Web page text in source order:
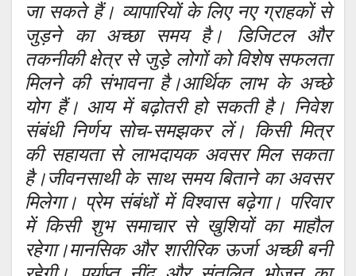
जा सकते हैं। व्यापारियों के लिए नए ग्राहकों से
जुड़ने का अच्छा समय है। डिजिटल और
तकनीकी क्षेत्र से जुड़े लोगों को विशेष सफलता
मिलने की संभावना है।आर्थिक लाभ के अच्छे
योग हैं। आय में बढ़ोतरी हो सकती है। निवेश
संबंधी निर्णय सोच-समझकर लें। किसी मित्र
की सहायता से लाभदायक अवसर मिल सकता
है।जीवनसाथी के साथ समय बिताने का अवसर
मिलेगा। प्रेम संबंधों में विश्वास बढ़ेगा। परिवार
में किसी शुभ समाचार से खुशियों का माहौल
रहेगा।मानसिक और शारीरिक ऊर्जा अच्छी बनी